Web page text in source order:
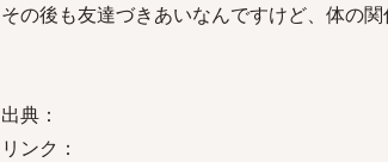
その後も友達づきあいなんですけど、体の関
出典：
リンク：